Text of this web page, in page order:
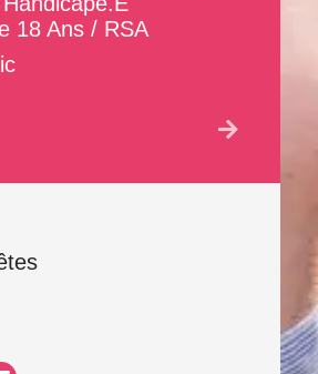
18 Ans / RSA